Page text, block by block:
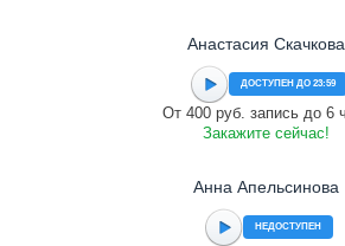
Анастасия Скачкова
ДОСТУПЕН ДО 23:59
От 400 руб. запись до 6
Закажите сейчас!
Анна Апельсинова
НЕДОСТУПЕН